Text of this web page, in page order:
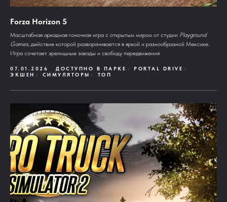
Forza Horizon 5
Масштабная аркадная гоночная игра с открытым миром от студии Playground
Games, действие которой разворачивается в яркой и разнообразной Мексике.
Игра сочетает зрелищные заезды и свободу передвижения
07.01.2026 ДОСТУПНО В ПАРКЕ
PORTAL DRIVE
ЭКШЕН
СИМУЛЯТОРЫ ТОП